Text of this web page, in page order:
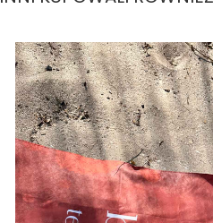
S
Sylwia
2026-
Na zdjęciach
kieszenie. Czy